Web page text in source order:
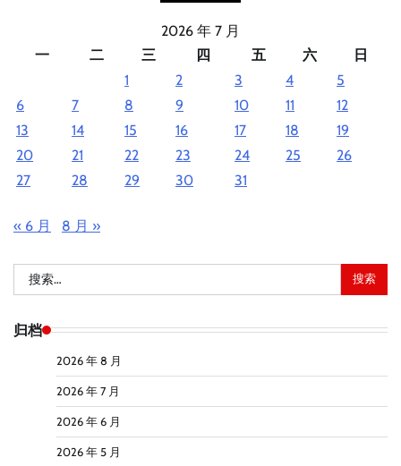
2026 年 7 月
一
二 三 四 五 六
日
1
2 3 4
5
6
7 8 9 10 11
12
13
14 15 16 17 18
19
20
21 22 23 24 25
26
27
28 29 30 31
« 6 月 8 月 »
索：
归档
2026 年 8 月
2026 年 7 月
2026 年 6 月
2026 年 5 月